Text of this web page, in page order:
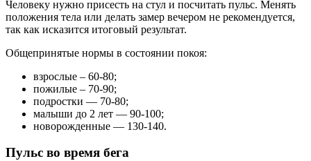
Человеку нужно присесть на стул и посчитать пульс. Менять
положения тела или делать замер вечером не рекомендуется,
так как исказится итоговый результат.
Общепринятые нормы в состоянии покоя:
взрослые – 60-80;
пожилые – 70-90;
подростки — 70-80;
малыши до 2 лет — 90-100;
новорожденные — 130-140.
Пульс во время бега